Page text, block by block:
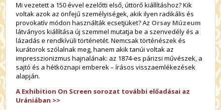
Mi vezetett a 150 évvel ezelőtti első, úttörő kiállításhoz? Kik
voltak azok az önfejű személyiségek, akik ilyen radikális és
provokatív módon használták ecsetjüket? Az Orsay Múzeum
látványos kiállítása új szemmel mutatja be a szenvedély és a
lázadás e rendkívüli történetét. Nemcsak történészek és
kurátorok szólalnak meg, hanem akik tanúi voltak az
impresszionizmus hajnalának: az 1874-es párizsi művészek, a
sajtó és a hétköznapi emberek – írásos visszaemlékezések
alapján.
A Exhibition On Screen sorozat további előadásai az
Urániában >>